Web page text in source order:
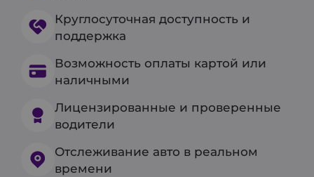
Круглосуточная доступность и
поддержка
Возможность оплаты картой или
наличными
Лицензированные и проверенные
водители
Отслеживание авто в реальном
времени